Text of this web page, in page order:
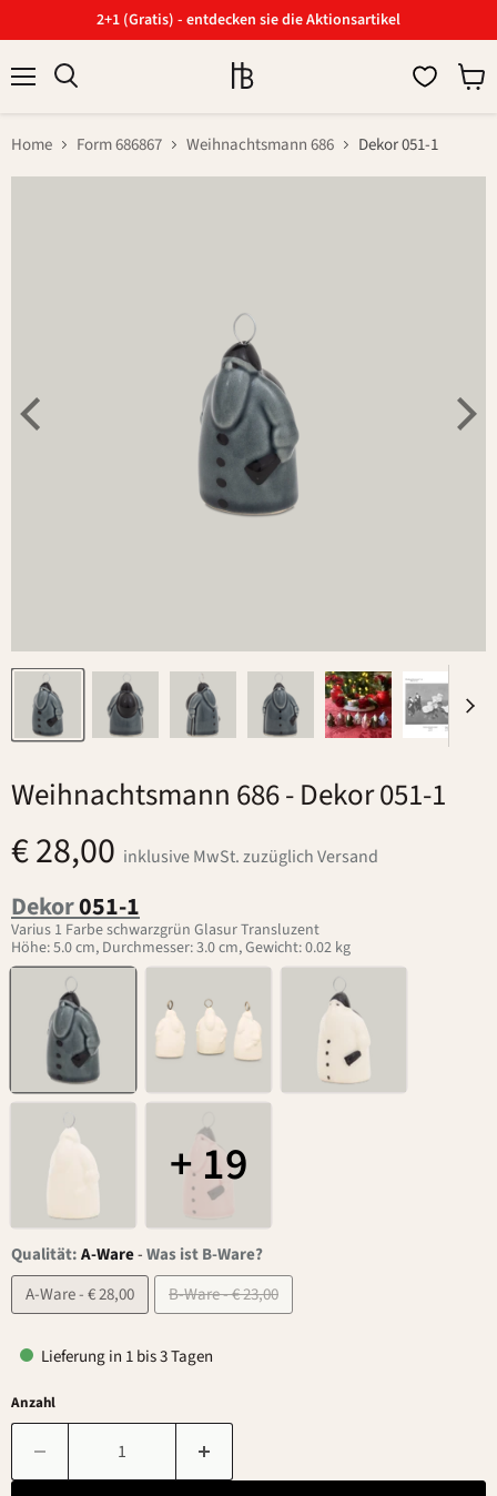
2+1 (Gratis) - entdecken sie die Aktionsartikel
Home Form 686867 Weihnachtsmann 686 Dekor 051-1
Weihnachtsmann 686- Dekor 051-1
€ 28,00 inklusive MwSt. zuzüglich Versand
Dekor051-1
Varius 1 Farbe schwarzgrün Glasur Transluzent
Höhe: 5.0 cm, Durchmesser: 3.0 cm, Gewicht: 0.02 kg
+ 19
Qualität:A-Ware-Was ist B-Ware?
A-Ware - € 28,00
B-Ware - € 23,00
Lieferung in 1 bis 3 Tagen
Anzahl